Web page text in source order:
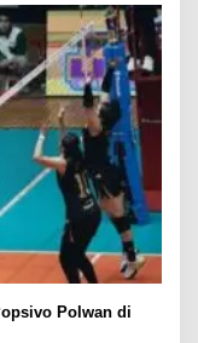
Polwan di